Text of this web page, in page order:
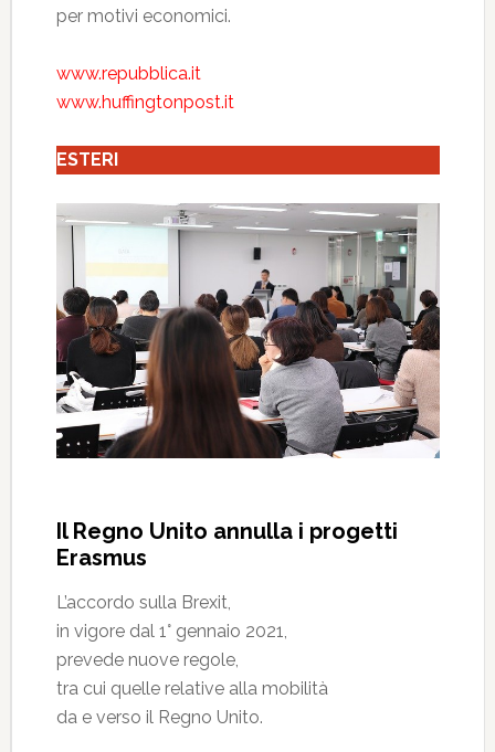
per motivi economici.
www.repubblica.it
www.huffingtonpost.it
ESTERI
Il Regno Unito annulla i progetti
Erasmus
L’accordo sulla Brexit,
in vigore dal 1° gennaio 2021,
prevede nuove regole,
tra cui quelle relative alla mobilità
da e verso il Regno Unito.